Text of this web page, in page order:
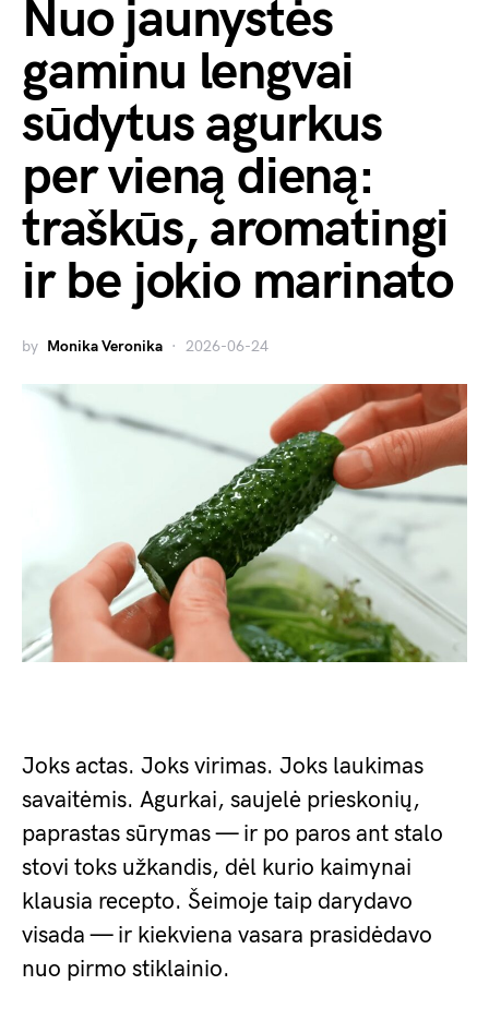
Nuo jaunystės
gaminu lengvai
sūdytus agurkus
per vieną dieną:
traškūs, aromatingi
ir be jokio marinato
by Monika Veronika 2026-06-24
Joks actas. Joks virimas. Joks laukimas
savaitėmis. Agurkai, saujelė prieskonių,
paprastas sūrymas — ir po paros ant stalo
stovi toks užkandis, dėl kurio kaimynai
klausia recepto. Šeimoje taip darydavo
visada — ir kiekviena vasara prasidėdavo
nuo pirmo stiklainio.